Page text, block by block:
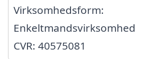
Virksomhedsform:
Enkeltmandsvirksomhed
CVR: 40575081